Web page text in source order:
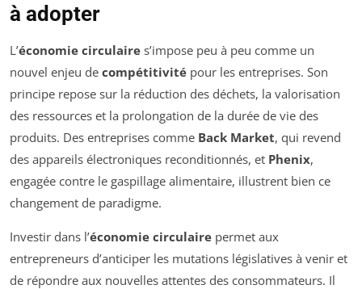
à adopter
L’économie circulaire s’impose peu à peu comme un
nouvel enjeu de compétitivité pour les entreprises. Son
principe repose sur la réduction des déchets, la valorisation
des ressources et la prolongation de la durée de vie des
produits. Des entreprises comme Back Market, qui revend
des appareils électroniques reconditionnés, et Phenix,
engagée contre le gaspillage alimentaire, illustrent bien ce
changement de paradigme.
Investir dans l’économie circulaire permet aux
entrepreneurs d’anticiper les mutations législatives à venir et
de répondre aux nouvelles attentes des consommateurs. Il